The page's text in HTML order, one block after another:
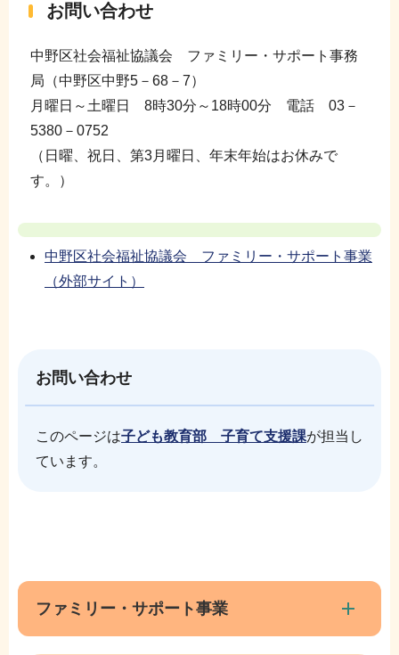
お問い合わせ
中野区社会福祉協議会 ファミリー・サポート事務
局（中野区中野5－68－7）
月曜日～土曜日 8時30分～18時00分 電話 03－
5380－0752
（日曜、祝日、第3月曜日、年末年始はお休みで
す。）
中野区社会福祉協議会 ファミリー・サポート事業
（外部サイト）
お問い合わせ
このページは子ども教育部 子育て支援課が担当し
ています。
こ
ま
ブ
ビ
ファミリー・サポート事業